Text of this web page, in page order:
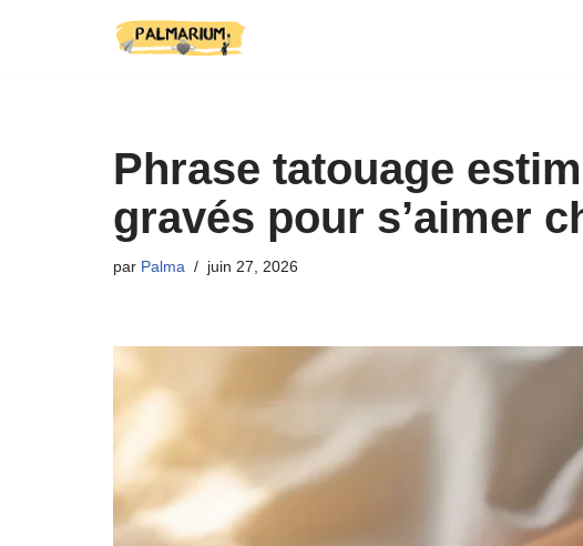
Phrase tatouage
gravés pour s’aimer
par Palma juin 27, 2026